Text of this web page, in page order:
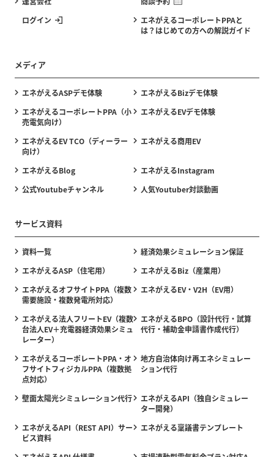
ログイン
エネがえるコーポレートPPAと
は？はじめての方への解説ガイド
メディア
エネがえるASPデモ体験
エネがえるBizデモ体験
エネがえるコーポレートPPA（小
売電気向け）
エネがえるEVデモ体験
エネがえるEV TCO（ディーラー
向け）
エネがえる商用EV
エネがえるBlog
エネがえるInstagram
公式Youtubeチャンネル
人気Youtuber対談動画
サービス資料
資料一覧
経済効果シミュレーション保証
エネがえるASP（住宅用）
エネがえるBiz（産業用）
エネがえるオフサイトPPA（複数
需要施設・複数発電所対応）
エネがえるEV・V2H（EV用）
エネがえる法人フリートEV（複数
台法人EV＋充電器経済効果シミュ
レーター）
エネがえるBPO（設計代行・試算
代行・補助金申請書作成代行）
エネがえるコーポレートPPA・オ
フサイトフィジカルPPA（複数拠
点対応）
地方自治体向け再エネシミュレー
ション代行
壁面太陽光シミュレーション代行
エネがえるAPI（独自シミュレー
ター開発）
エネがえるAPI（REST API）サー
ビス資料
エネがえる稟議書テンプレート